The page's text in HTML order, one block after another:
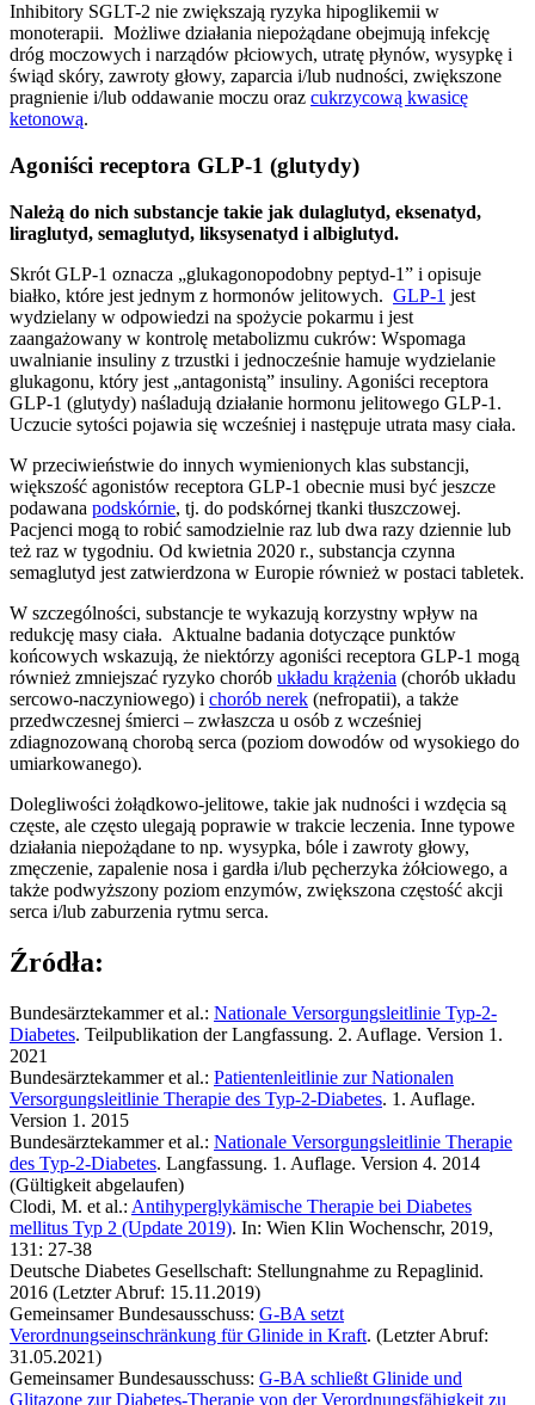
Inhibitory SGLT-2 nie zwiększają ryzyka hipoglikemii w
monoterapii. Możliwe działania niepożądane obejmują infekcję
dróg moczowych i narządów płciowych, utratę płynów, wysypkę i
świąd skóry, zawroty głowy, zaparcia i/lub nudności, zwiększone
pragnienie i/lub oddawanie moczu oraz cukrzycową kwasicę
ketonową.
Agoniści receptora GLP-1 (glutydy)
Należą do nich substancje takie jak dulaglutyd, eksenatyd,
liraglutyd, semaglutyd, liksysenatyd i albiglutyd.
Skrót GLP-1 oznacza „glukagonopodobny peptyd-1” i opisuje
białko, które jest jednym z hormonów jelitowych. GLP-1 jest
wydzielany w odpowiedzi na spożycie pokarmu i jest
zaangażowany w kontrolę metabolizmu cukrów: Wspomaga
uwalnianie insuliny z trzustki i jednocześnie hamuje wydzielanie
glukagonu, który jest „antagonistą” insuliny. Agoniści receptora
GLP-1 (glutydy) naśladują działanie hormonu jelitowego GLP-1.
Uczucie sytości pojawia się wcześniej i następuje utrata masy ciała.
W przeciwieństwie do innych wymienionych klas substancji,
większość agonistów receptora GLP-1 obecnie musi być jeszcze
podawana podskórnie, tj. do podskórnej tkanki tłuszczowej.
Pacjenci mogą to robić samodzielnie raz lub dwa razy dziennie lub
też raz w tygodniu. Od kwietnia 2020 r., substancja czynna
semaglutyd jest zatwierdzona w Europie również w postaci tabletek.
W szczególności, substancje te wykazują korzystny wpływ na
redukcję masy ciała. Aktualne badania dotyczące punktów
końcowych wskazują, że niektórzy agoniści receptora GLP-1 mogą
również zmniejszać ryzyko chorób układu krążenia (chorób układu
sercowo-naczyniowego) i chorób nerek (nefropatii), a także
przedwczesnej śmierci – zwłaszcza u osób z wcześniej
zdiagnozowaną chorobą serca (poziom dowodów od wysokiego do
umiarkowanego).
Dolegliwości żołądkowo-jelitowe, takie jak nudności i wzdęcia są
częste, ale często ulegają poprawie w trakcie leczenia. Inne typowe
działania niepożądane to np. wysypka, bóle i zawroty głowy,
zmęczenie, zapalenie nosa i gardła i/lub pęcherzyka żółciowego, a
także podwyższony poziom enzymów, zwiększona częstość akcji
serca i/lub zaburzenia rytmu serca.
Źródła:
Bundesärztekammer et al.: Nationale Versorgungsleitlinie Typ-2-
Diabetes. Teilpublikation der Langfassung. 2. Auflage. Version 1.
2021
Bundesärztekammer et al.: Patientenleitlinie zur Nationalen
Versorgungsleitlinie Therapie des Typ-2-Diabetes. 1. Auflage.
Version 1. 2015
Bundesärztekammer et al.: Nationale Versorgungsleitlinie Therapie
des Typ-2-Diabetes. Langfassung. 1. Auflage. Version 4. 2014
(Gültigkeit abgelaufen)
Clodi, M. et al.: Antihyperglykämische Therapie bei Diabetes
mellitus Typ 2 (Update 2019). In: Wien Klin Wochenschr, 2019,
131: 27-38
Deutsche Diabetes Gesellschaft: Stellungnahme zu Repaglinid.
2016 (Letzter Abruf: 15.11.2019)
Gemeinsamer Bundesausschuss: G-BA setzt
Verordnungseinschränkung für Glinide in Kraft. (Letzter Abruf:
31.05.2021)
Gemeinsamer Bundesausschuss: G-BA schließt Glinide und
Glitazone zur Diabetes-Therapie von der Verordnungsfähigkeit zu